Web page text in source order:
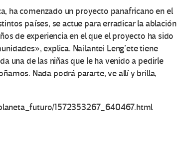
ha comenzado un proyecto panafricano en el
países, se actue para erradicar la ablación
de experiencia en el que el proyecto ha sido
explica. Nailantei Leng’ete tiene
una de las niñas que le ha venido a pedirle
Nada podrá pararte, ve allí y brilla,
1572353267_640467.html